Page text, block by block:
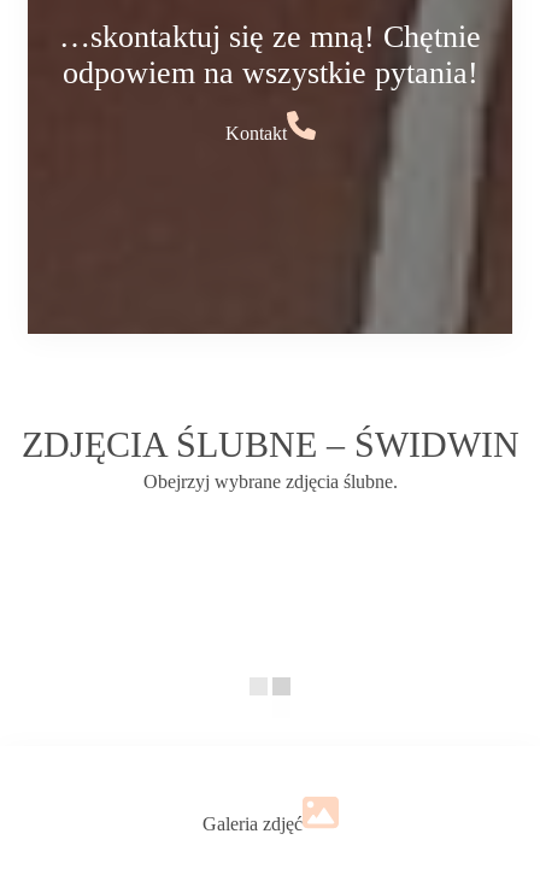
…skontaktuj się ze mną! Chętnie
odpowiem na wszystkie pytania!
Kontakt
ZDJĘCIA ŚLUBNE – ŚWIDWIN
Obejrzyj wybrane zdjęcia ślubne.
Galeria zdjęć